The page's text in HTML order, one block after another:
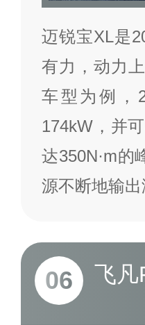
迈锐宝XL是
有力，动力
车型为例，
174kW，并
达350N·m
源不断地输出
06 飞凡